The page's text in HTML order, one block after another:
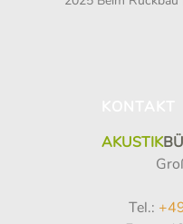
AKUSTIK
Tel.: